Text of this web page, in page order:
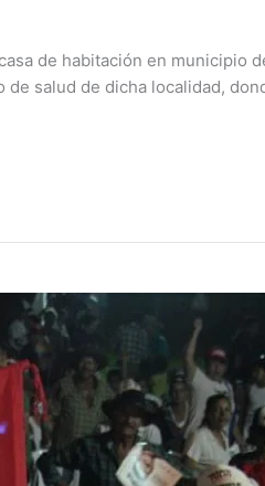
de habitación en municipio
salud de dicha localidad,